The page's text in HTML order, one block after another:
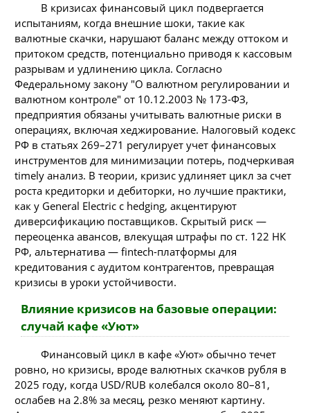
В кризисах финансовый цикл подвергается
испытаниям, когда внешние шоки, такие как
валютные скачки, нарушают баланс между оттоком и
притоком средств, потенциально приводя к кассовым
разрывам и удлинению цикла. Согласно
Федеральному закону "О валютном регулировании и
валютном контроле" от 10.12.2003 № 173-ФЗ,
предприятия обязаны учитывать валютные риски в
операциях, включая хеджирование. Налоговый кодекс
РФ в статьях 269–271 регулирует учет финансовых
инструментов для минимизации потерь, подчеркивая
timely анализ. В теории, кризис удлиняет цикл за счет
роста кредиторки и дебиторки, но лучшие практики,
как у General Electric с hedging, акцентируют
диверсификацию поставщиков. Скрытый риск —
переоценка авансов, влекущая штрафы по ст. 122 НК
РФ, альтернатива — fintech-платформы для
кредитования с аудитом контрагентов, превращая
кризисы в уроки устойчивости.
Влияние кризисов на базовые операции:
случай кафе «Уют»
Финансовый цикл в кафе «Уют» обычно течет
ровно, но кризисы, вроде валютных скачков рубля в
2025 году, когда USD/RUB колебался около 80–81,
ослабев на 2.8% за месяц, резко меняют картину.